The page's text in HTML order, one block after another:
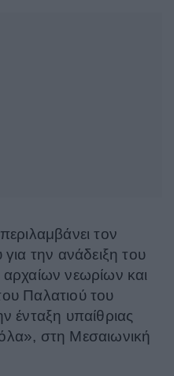
τον
την ανάδειξη του
νεωρίων και
Παλατιού του
ένταξη υπαίθριας
στη Μεσαιωνική